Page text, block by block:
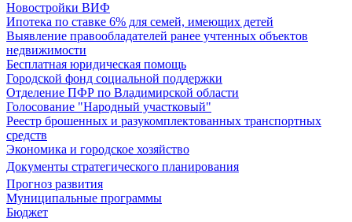
Новостройки ВИФ
Ипотека по ставке 6% для семей, имеющих детей
Выявление правообладателей ранее учтенных объектов
недвижимости
Бесплатная юридическая помощь
Городской фонд социальной поддержки
Отделение ПФР по Владимирской области
Голосование "Народный участковый"
Реестр брошенных и разукомплектованных транспортных
средств
Экономика и городское хозяйство
Документы стратегического планирования
Прогноз развития
Муниципальные программы
Бюджет